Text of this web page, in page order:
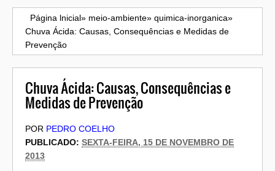
Página lnicial» meio-ambiente» quimica-inorganica»
Chuva Ácida: Causas, Consequências e Medidas de
Prevenção
Chuva Ácida: Causas, Consequências e
Medidas de Prevenção
POR PEDRO COELHO
PUBLICADO: SEXTA-FEIRA, 15 DE NOVEMBRO DE
2013